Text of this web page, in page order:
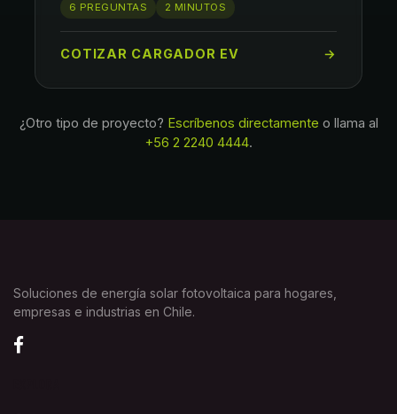
6 PREGUNTAS 2 MINUTOS
COTIZAR CARGADOR EV →
¿Otro tipo de proyecto? Escríbenos directamente o llama al
+56 2 2240 4444.
Soluciones de energía solar fotovoltaica para hogares,
empresas e industrias en Chile.